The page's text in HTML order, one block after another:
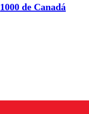
1000 de Canadá